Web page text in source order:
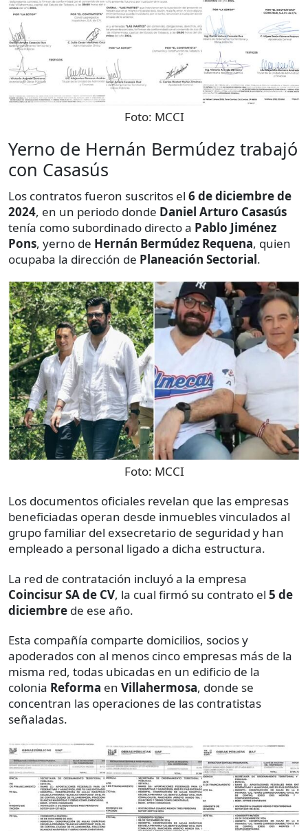
Foto: MCCI
Yerno de Hernán Bermúdez trabajó
con Casasús
Los contratos fueron suscritos el 6 de diciembre de
2024, en un periodo donde Daniel Arturo Casasús
tenía como subordinado directo a Pablo Jiménez
Pons, yerno de Hernán Bermúdez Requena, quien
ocupaba la dirección de Planeación Sectorial.
Foto: MCCI
Los documentos oficiales revelan que las empresas
beneficiadas operan desde inmuebles vinculados al
grupo familiar del exsecretario de seguridad y han
empleado a personal ligado a dicha estructura.
La red de contratación incluyó a la empresa
Coincisur SA de CV, la cual firmó su contrato el 5 de
diciembre de ese año.
Esta compañía comparte domicilios, socios y
apoderados con al menos cinco empresas más de la
misma red, todas ubicadas en un edificio de la
colonia Reforma en Villahermosa, donde se
concentran las operaciones de las contratistas
señaladas.